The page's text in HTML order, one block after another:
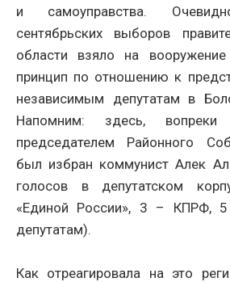
и самоуправства.
сентябрьских выборов
области взяло на
принцип по отношению к
независимым депутатам в
Напомним: здесь, вопреки
председателем Районного
был избран коммунист Алек
голосов в депутатском
«Единой России», 3 – КПРФ,
депутатам).
Как отреагировала на это